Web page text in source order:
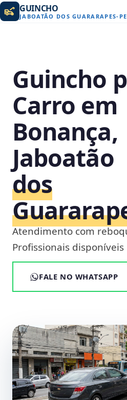
GUINCHO
JABOATÃO DOS GUARARAPES- PE
Guincho
Carro em
Bonança,
Jaboatão
dos
Atendimento com
Profissionais
FALE NO WHATSAPP